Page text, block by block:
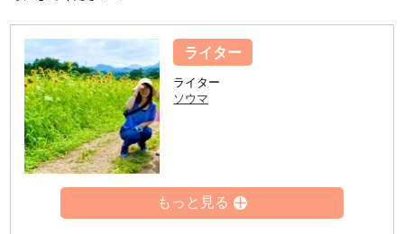
ライター
ライター
ソウマ